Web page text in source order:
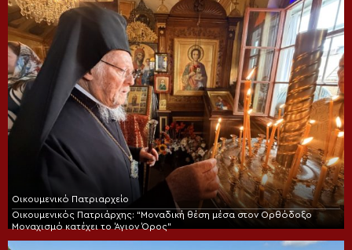
Οικουμενικό Πατριαρχείο
Οικουμενικός Πατριάρχης: “Μοναδική θέση μέσα στον Ορθόδοξο
Μοναχισμό κατέχει το Άγιον Όρος”